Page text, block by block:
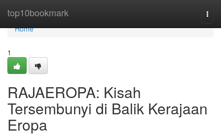
top10bookmark
Home
Home
1
RAJAEROPA: Kisah
Tersembunyi di Balik Kerajaan
Eropa